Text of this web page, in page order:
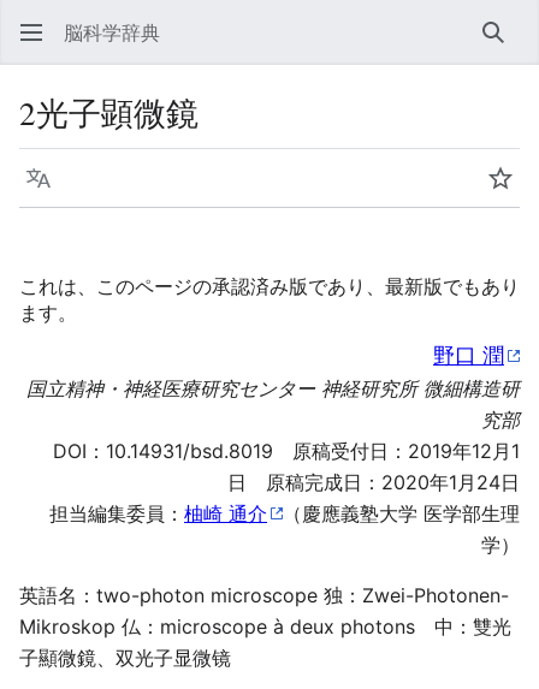
脳科学辞典 検索
2光子顕微鏡
言語 ウ
これは、このページの承認済み版であり、最新版でもあり
ます。
野口 潤
国立精神・神経医療研究センター 神経研究所 微細構造研
究部
DOI： 10.14931/bsd.8019 原稿受付日：2019年12月1
日 原稿完成日：2020年1月24日
担当編集委員： 柚崎 通介
（慶應義塾大学 医学部生理
学）
英語名：two-photon microscope 独：Zwei-Photonen-
Mikroskop 仏：microscope à deux photons 中：雙光
子顯微鏡、双光子显微镜